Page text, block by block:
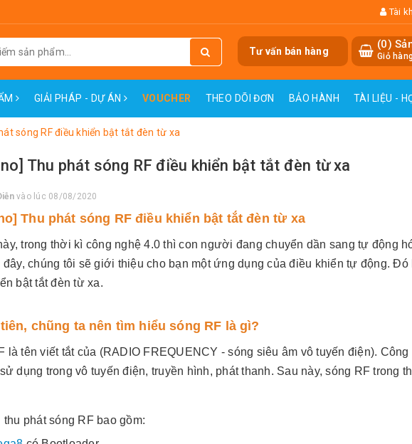
Tài
(0)
Giỏ
Tư vấn bán hàng
GIẢI PHÁP - DỰ ÁN VOUCHER THEO DÕI ĐƠN BẢO HÀNH TÀI LIỆU -
sóng RF điều khiển bật tắt đèn từ xa
Thu phát sóng RF điều khiển bật tắt đèn từ xa
vào lúc 08/08/2020
Thu phát sóng RF điều khiển bật tắt đèn từ xa
trong thời kì công nghệ 4.0 thì con người đang chuyển dần sang tự động
đây, chúng tôi sẽ giới thiệu cho bạn một ứng dụng của điều khiển tự động.
bật tắt đèn từ xa.
chũng ta nên tìm hiểu sóng RF là gì?
là tên viết tắt của (RADIO FREQUENCY - sóng siêu âm vô tuyến điện).
dụng trong vô tuyến điện, truyền hình, phát thanh. Sau này, sóng RF trong
thu phát sóng RF bao gồm: